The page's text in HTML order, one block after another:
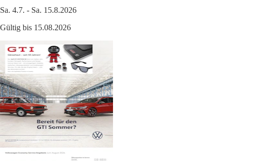
Sa. 4.7. - Sa. 15.8.2026
Gültig bis 15.08.2026